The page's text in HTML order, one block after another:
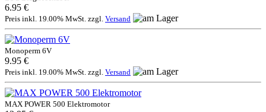
6.95 €
Preis inkl. 19.00% MwSt. zzgl. Versand
Monoperm 6V
9.95 €
Preis inkl. 19.00% MwSt. zzgl. Versand
MAX POWER 500 Elektromotor